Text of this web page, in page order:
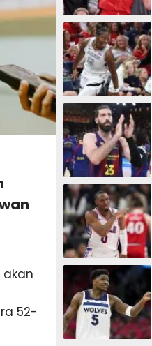
akan
52-
2 jam 19 menit lalu
2 jam 27 menit lalu
2 jam 45 menit lalu
4 jam 38 menit lalu